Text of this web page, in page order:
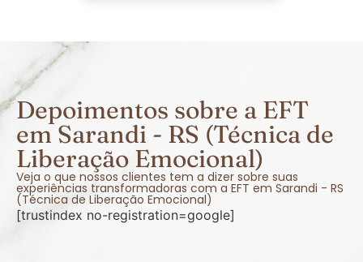
Depoimentos sobre a EFT
em Sarandi - RS (Técnica de
Liberação Emocional)
Veja o que nossos clientes tem a dizer sobre suas
experiências transformadoras com a EFT em Sarandi - RS
(Técnica de Liberação Emocional)
[trustindex no-registration=google]